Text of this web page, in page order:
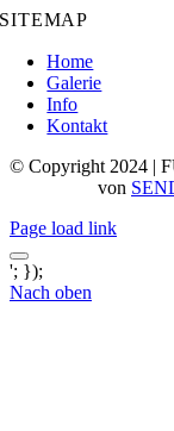
SITEMAP
Home
Galerie
Info
Kontakt
© Copyright 2024 |
von
Page load link
'; });
Nach oben